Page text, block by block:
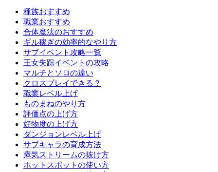
種族おすすめ
職業おすすめ
合体魔法のおすすめ
ギル稼ぎの効率的なやり方
サブイベント攻略一覧
王女失踪イベントの攻略
マルチとソロの違い
クロスプレイできる？
職業レベル上げ
ものまねのやり方
評価点の上げ方
好物度の上げ方
ダンジョンレベル上げ
サブキャラの育成方法
瘴気ストリームの抜け方
ホットスポットの使い方